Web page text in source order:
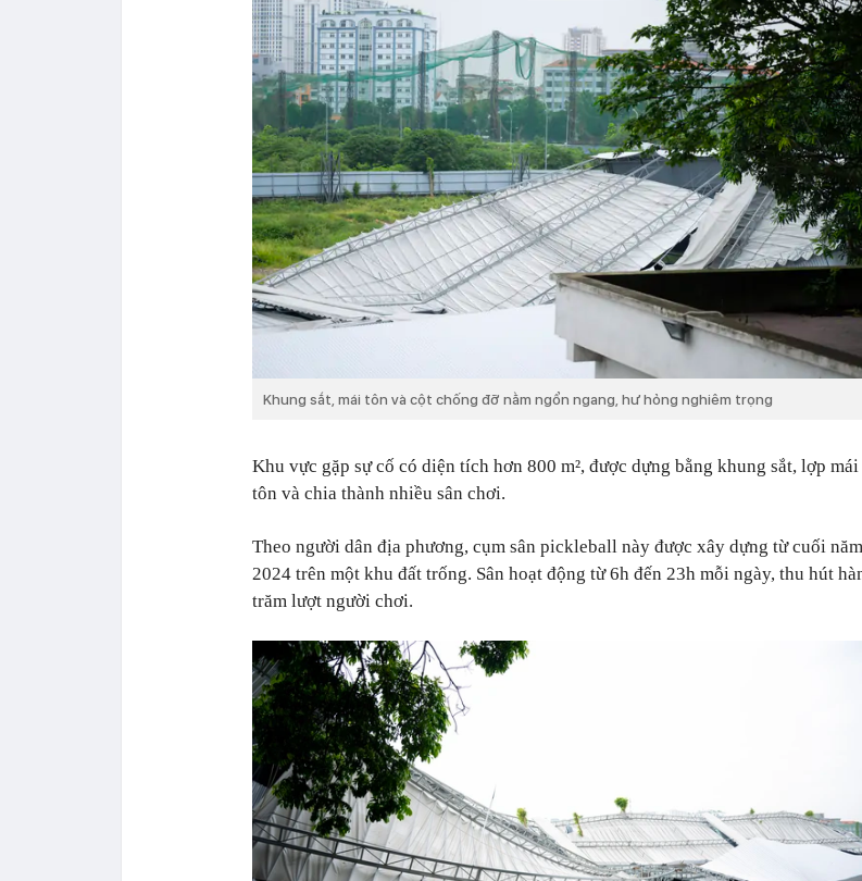
Khung sắt, mái tôn và cột chống đỡ nằm ngổn ngang, hư hỏng nghiêm trọng
Khu vực gặp sự cố có diện tích hơn 800 m², được dựng bằng khung sắt, lợp mái
tôn và chia thành nhiều sân chơi.
Theo người dân địa phương, cụm sân pickleball này được xây dựng từ cuối năm
2024 trên một khu đất trống. Sân hoạt động từ 6h đến 23h mỗi ngày, thu hút
trăm lượt người chơi.